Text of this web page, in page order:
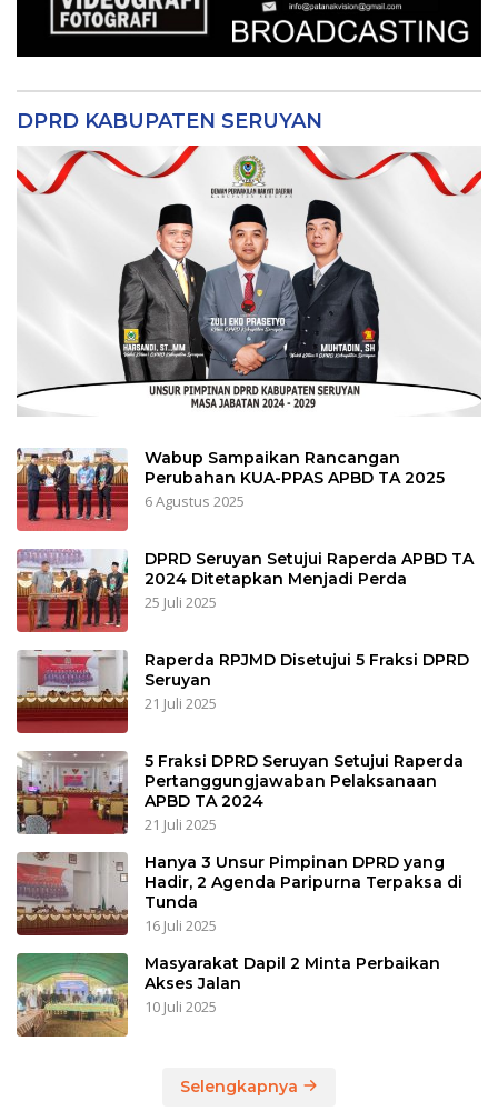
DPRD KABUPATEN SERUYAN
Wabup Sampaikan Rancangan
Perubahan KUA-PPAS APBD TA 2025
6 Agustus 2025
DPRD Seruyan Setujui Raperda APBD TA
2024 Ditetapkan Menjadi Perda
25 Juli 2025
Raperda RPJMD Disetujui 5 Fraksi DPRD
Seruyan
21 Juli 2025
5 Fraksi DPRD Seruyan Setujui Raperda
Pertanggungjawaban Pelaksanaan
APBD TA 2024
21 Juli 2025
Hanya 3 Unsur Pimpinan DPRD yang
Hadir, 2 Agenda Paripurna Terpaksa di
Tunda
16 Juli 2025
Masyarakat Dapil 2 Minta Perbaikan
Akses Jalan
10 Juli 2025
Selengkapnya